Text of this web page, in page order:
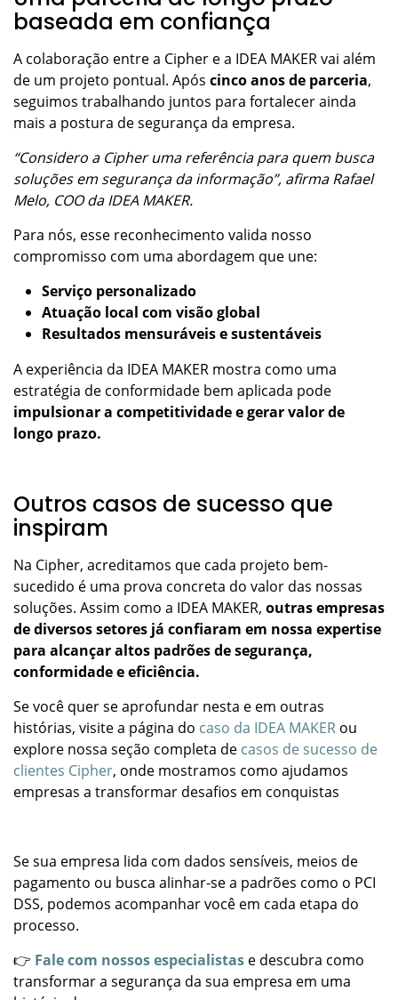
baseada em confiança
A colaboração entre a Cipher e a IDEA MAKER vai além
de um projeto pontual. Após cinco anos de parceria,
seguimos trabalhando juntos para fortalecer ainda
mais a postura de segurança da empresa.
“Considero a Cipher uma referência para quem busca
soluções em segurança da informação”, afirma Rafael
Melo, COO da IDEA MAKER.
Para nós, esse reconhecimento valida nosso
compromisso com uma abordagem que une:
Serviço personalizado
Atuação local com visão global
Resultados mensuráveis e sustentáveis
A experiência da IDEA MAKER mostra como uma
estratégia de conformidade bem aplicada pode
impulsionar a competitividade e gerar valor de
longo prazo.
Outros casos de sucesso que
inspiram
Na Cipher, acreditamos que cada projeto bem-
sucedido é uma prova concreta do valor das nossas
soluções. Assim como a IDEA MAKER, outras empresas
de diversos setores já confiaram em nossa expertise
para alcançar altos padrões de segurança,
conformidade e eficiência.
Se você quer se aprofundar nesta e em outras
histórias, visite a página do caso da IDEA MAKER ou
explore nossa seção completa de casos de sucesso de
clientes Cipher, onde mostramos como ajudamos
empresas a transformar desafios em conquistas
Se sua empresa lida com dados sensíveis, meios de
pagamento ou busca alinhar-se a padrões como o PCI
DSS, podemos acompanhar você em cada etapa do
processo.
👉 Fale com nossos especialistas e descubra como
transformar a segurança da sua empresa em uma